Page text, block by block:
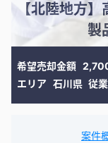
【北陸地⽅
製
希望売却金額
エリア 石川県 従
案件